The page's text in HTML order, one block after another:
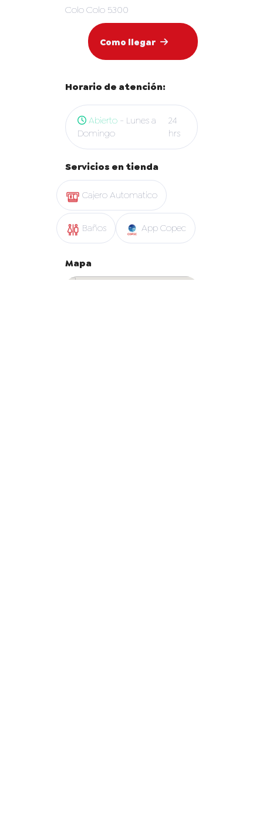
Colo Colo 5300
Como llegar
Horario de atención:
Abierto - Lunes a
Domingo
24
hrs
Servicios en tienda
Cajero Automatico
Baños App Copec
Mapa